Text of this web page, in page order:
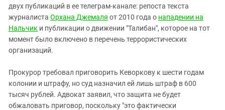
двух публикаций в ее телеграм-канале: репоста текста
журналиста Орхана Джемаля от 2010 года о нападении на
Нальчик и публикации о движении "Талибан", которое на тот
момент было включено в перечень террористических
организаций.
Прокурор требовал приговорить Кеворкову к шести годам
колонии и штрафу, но суд назначил ей лишь штраф в 600
тысяч рублей. Адвокат заявил, что защита не будет
обжаловать приговор, поскольку "это фактически